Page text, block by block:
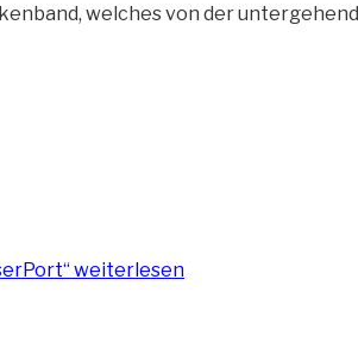
welches von der
weiterlesen